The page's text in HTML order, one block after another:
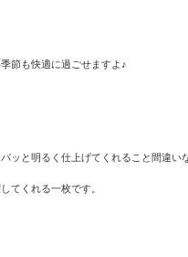
節も快適に過ごせますよ♪
ッと明るく仕上げてくれること間違い
てくれる一枚です。